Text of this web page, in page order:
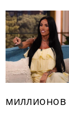
миллионов